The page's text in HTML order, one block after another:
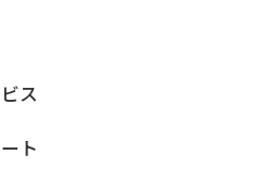
ス
ト